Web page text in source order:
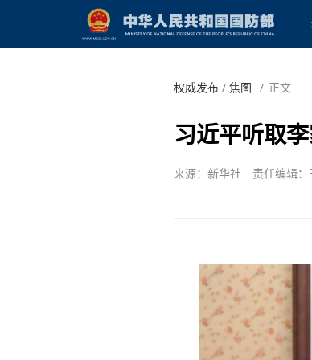
权威发布/ 焦图 / 正文
习近平听取
来源：新华社 责任编辑：